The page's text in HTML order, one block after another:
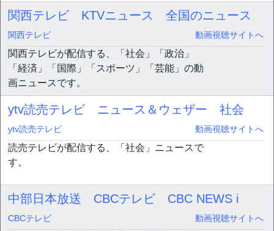
関西テレビ KTVニュース 全国のニュース
関西テレビ 動画視聴サイトへ
関西テレビが配信する、「社会」「政治」
「経済」「国際」「スポーツ」「芸能」の動
画ニュースです。
ytv読売テレビ ニュース＆ウェザー 社会
ytv読売テレビ 動画視聴サイトへ
読売テレビが配信する、「社会」ニュースで
す。
中部日本放送 CBCテレビ CBC NEWS i
CBCテレビ 動画視聴サイトへ